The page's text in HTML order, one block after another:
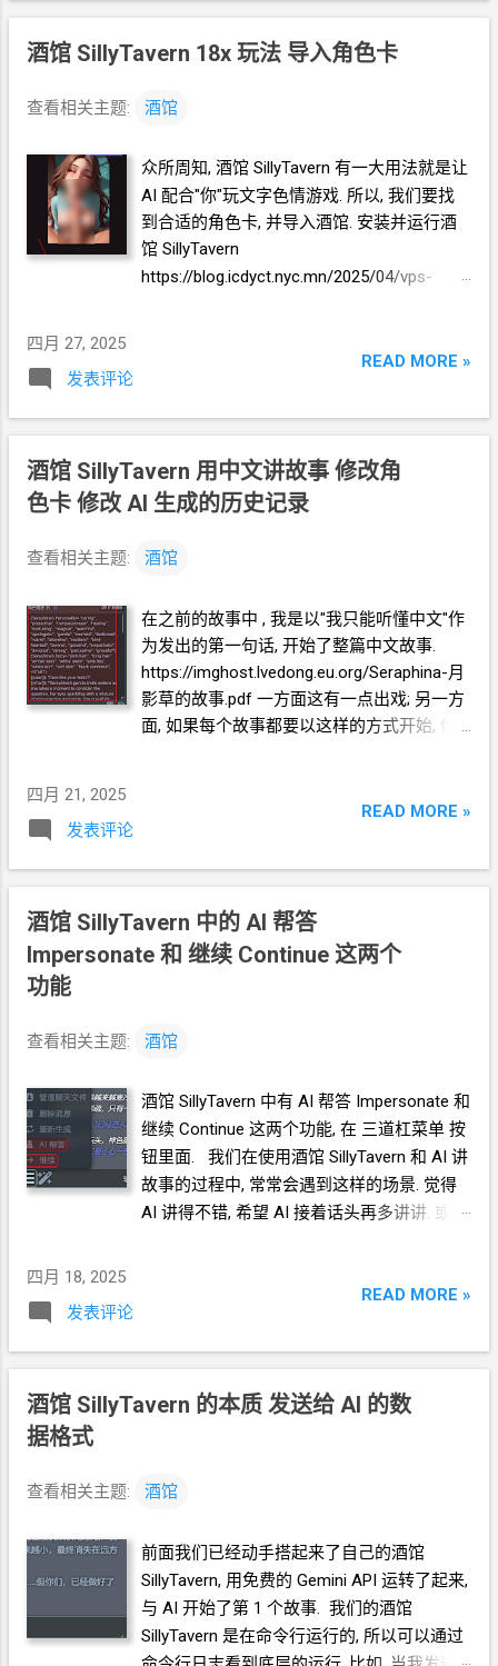
时, 你应该看到刚刚新建的世界书被选中. (如
果不是, 需要你在下拉菜单中选择) 然后 点击
的标题, 随便设置什么. * 这个标题只是为了方
置, 设置为"角色定义前" * 如果效果不好, 可以
试着改为 "角色定义后" 4. 展开条目设定 5. 设
置条目的内容为 {{char}} 用中文输出全部信
息, 包括语言和场景描述. {{char}}
不要有大段的非中文内容. 现在, 设置你的全
看看命令行里实际发生了什么. 对比 之前的方
也就是说, 发送给 AI 的格式是一样的.
版 VPS 搭酒馆 SillyTavern 白嫖 Google
Gemini 免费 API 和 AI 对话第一个故事》
API》 《面向
酒馆 SillyTavern 18x 玩法 导入角色卡
查看相关主题: 酒馆
众所周知, 酒馆 SillyTavern 有一大用法就是让
AI 配合"你"玩文字色情游戏. 所以, 我们要找
到合适的角色卡, 并导入酒馆. 安装并运行酒
馆 SillyTavern
https://blog.icdyct.nyc.mn/2025/04/vps-
tavern.com/character/catalog?tags=NSFW
https://chub.ai/tags/NSFW 这里有一些现成
的例子 https://character-
tavern.com/character/leafmatrix001/
高的媚男世界
https://aicharactercards.com/charactercard
s/action/shadoworigin/lin-xue/
n-sister-wants-to-taste-you-haylee-
b517c2ea0488 * 如果你有更好的角色卡来源,
欢迎留言. 导入角色卡 通用的方法是, 下载一
个图片文件. 再导入酒馆 SillyTavern 具体而
言, 比如 然后在酒馆中点击如下按钮 选择你
一条消息" 里面都设置好了. 也就是说, 你下载
面是附带了角色的设定的. 开始讲故事 选择你
刚刚导入的角色卡就可以和 AI 合作讲故事了.
开始你的文爱体验吧! 让
https://blog.icdyct.nyc.mn/2025/04/sillytaver
四月 27, 2025
发表评论
READ MORE »
酒馆 SillyTavern 用中文讲故事 修改角
色卡 修改 AI 生成的历史记录
查看相关主题: 酒馆
在之前的故事中 , 我是以"我只能听懂中文"作
为发出的第一句话, 开始了整篇中文故事.
https://imghost.lvedong.eu.org/Seraphina-月
影草的故事.pdf 一方面这有一点出戏; 另一方
面, 如果每个故事都要以这样的方式开始, 你
前提下, 用户发出第一条"使用中文输出", AI
方法. 方案一 前面我们探索过 酒馆
SillyTavern 实际上和 AI 之间通信的数据格式
. AI 是根据我们发过去的内容, "续写"一段文
字. 所以如果我们发给
的数据是中文的, 那
都翻译为中文. 改成下面这样 (我是随便找的
体验) * 注意 <START>, {{user}}, {{char}} 这种
是酒馆系统专用保留字. 要对照原文查一下,
如果保留字被翻译了, 需要你还原. 角色描述
[塞拉菲娜的性格 = “关怀”、“保护”、“富有同
情心”、“治愈”、“养育”、“神奇”、“警惕”、“抱
解人意”、“忠诚”、“坚强”、“敏锐”、“优雅”]
肤”、“柔软皮肤”、“黑色太阳裙”] <START>
{{user}}： “描述一下你的性格特征？”
芒。她优雅地靠近，轻盈的身躯散发着柔
我。首先，我是一位守护者——守护这片魔法
森林。” *Seraphina 说话间，伸出一只手，手
腕上缠绕着精致、错综复杂的藤蔓，散发着
淡淡的翠绿色能量。她手腕一挥，一阵微风
四月 21, 2025
发表评论
READ MORE »
酒馆 SillyTavern 中的 AI 帮答
Impersonate 和 继续 Continue 这两个
功能
查看相关主题: 酒馆
酒馆 SillyTavern 中有 AI 帮答 Impersonate 和
继续 Continue 这两个功能, 在 三道杠菜单 按
钮里面. 我们在使用酒馆 SillyTavern 和 AI 讲
故事的过程中, 常常会遇到这样的场景. 觉得
AI 讲得不错, 希望 AI 接着话头再多讲讲. 或者
Continue 功能. 观察命令行日志, 这时发生
结构 , 请见上一篇, 此处不再详述. 可以看到,
AI 说了一句话 也就是说, 我们按这个 继续
repeating its original content.] 那当然, 结果就
看到, 确实是从 "... 让人不" 这个半截句子开始
接着往后讲的. 效果不错! 作为显示效果优化,
酒馆当然不会在这个页面显示 "[Continue
your last message without repeating its
original content.]" 这句话. 我们在使用酒馆
四月 18, 2025
发表评论
READ MORE »
酒馆 SillyTavern 的本质 发送给 AI 的数
据格式
查看相关主题: 酒馆
前面我们已经动手搭起来了自己的酒馆
SillyTavern, 用免费的 Gemini API 运转了起来,
与 AI 开始了第 1 个故事. 我们的酒馆
SillyTavern 是在命令行运行的, 所以可以通过